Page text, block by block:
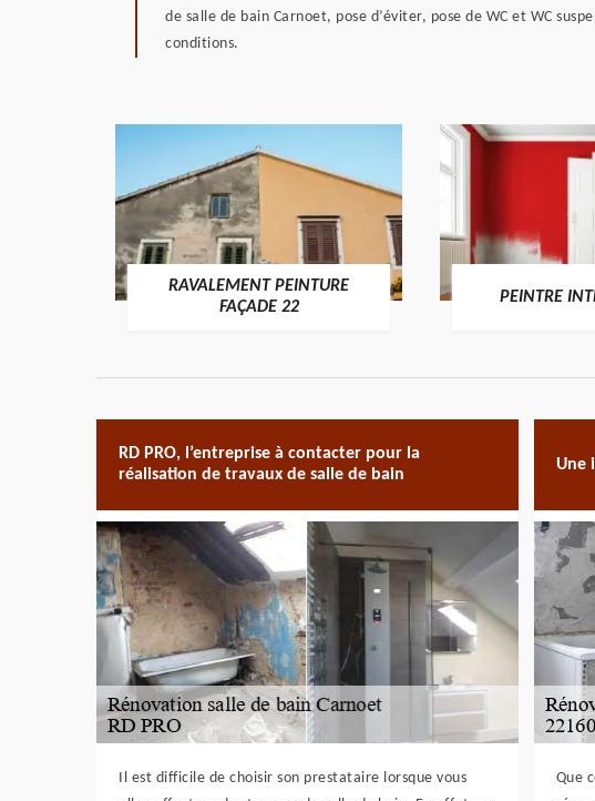
de salle de bain Carnoet, pose d’éviter, pose de WC et WC
conditions.
RAVALEMENT PEINTURE
FAÇADE 22
PEINTRE
RD PRO, l’entreprise à contacter pour la
réalisation de travaux de salle de bain
Il est difficile de choisir son prestataire lorsque vous
Une
Que